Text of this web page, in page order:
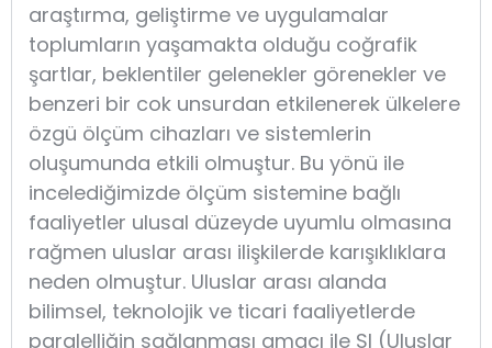
araştırma, geliştirme ve uygulamalar
toplumların yaşamakta olduğu coğrafik
şartlar, beklentiler gelenekler görenekler ve
benzeri bir cok unsurdan etkilenerek ülkelere
özgü ölçüm cihazları ve sistemlerin
oluşumunda etkili olmuştur. Bu yönü ile
incelediğimizde ölçüm sistemine bağlı
faaliyetler ulusal düzeyde uyumlu olmasına
rağmen uluslar arası ilişkilerde karışıklıklara
neden olmuştur. Uluslar arası alanda
bilimsel, teknolojik ve ticari faaliyetlerde
paralelliğin sağlanması amacı ile SI (Uluslar